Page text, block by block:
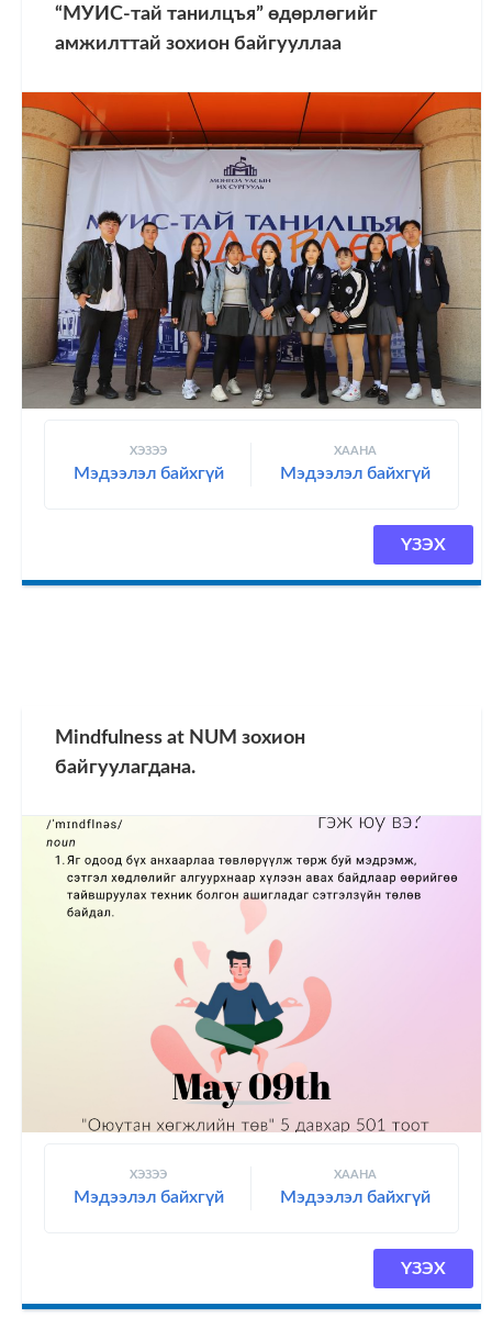
“МУИС-тай танилцъя” өдөрлөгийг
амжилттай зохион байгууллаа
ХЭЗЭЭ
Мэдээлэл байхгүй
ХААНА
Мэдээлэл байхгүй
ҮЗЭХ
Mindfulness at NUM зохион
байгуулагдана.
ХЭЗЭЭ
Мэдээлэл байхгүй
ХААНА
Мэдээлэл байхгүй
ҮЗЭХ